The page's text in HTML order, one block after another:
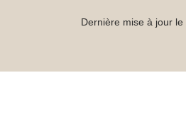
Dernière mise à jour